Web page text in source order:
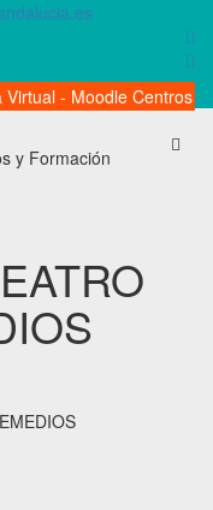
Virtual - Moodle Centros
y Formación